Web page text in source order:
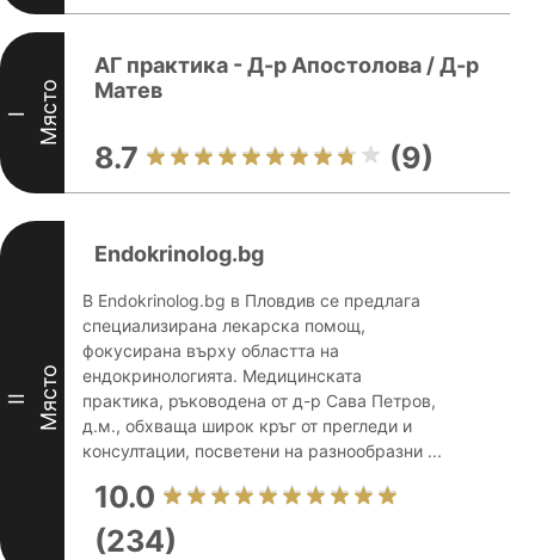
I Място
АГ практика - Д-р Апостолова / Д-р
Матев
8.7 (9)
II Място
Endokrinolog.bg
В Endokrinolog.bg в Пловдив се предлага
специализирана лекарска помощ,
фокусирана върху областта на
ендокринологията. Медицинската
практика, ръководена от д-р Сава Петров,
д.м., обхваща широк кръг от прегледи и
консултации, посветени на разнообразни ...
10.0
(234)